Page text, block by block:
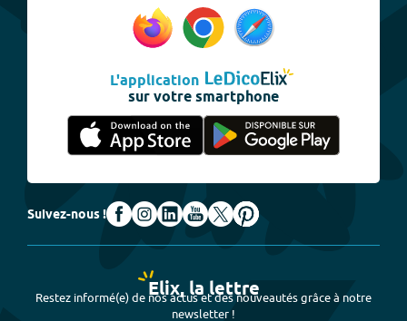
L'application
sur votre smartphone
Suivez-nous !
Elix, la lettre
Restez informé(e) de nos actus et des nouveautés grâce à notre
newsletter !